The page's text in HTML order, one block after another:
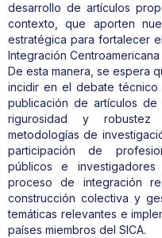
desarrollo de artículos
contexto, que aporten
estratégica para fortalecer
Integración Centroamericana
De esta manera, se espera
incidir en el debate
publicación de artículos
rigurosidad y
metodologías de
participación de
públicos e
proceso de integración
construcción colectiva y
temáticas relevantes e
países miembros del SICA.